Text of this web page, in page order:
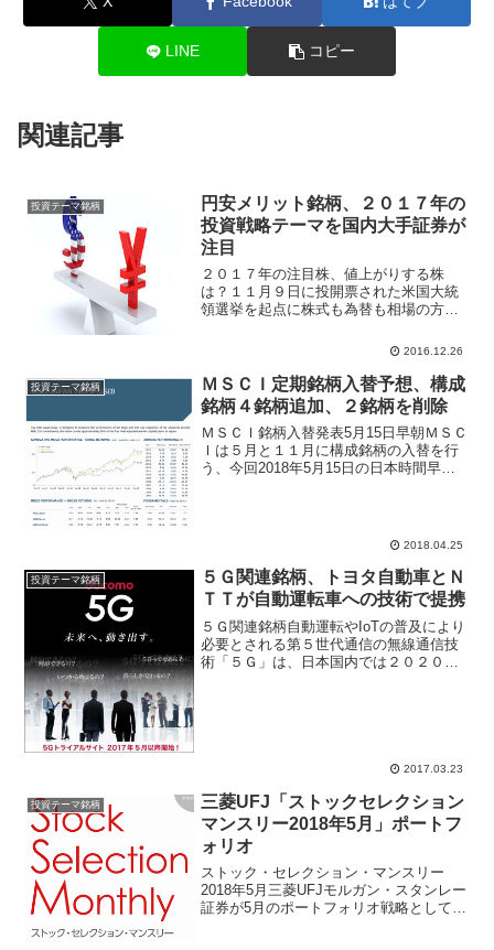
LINE コピー
関連記事
投資テーマ銘柄
円安メリット銘柄、２０１７年の
投資戦略テーマを国内大手証券が
注目
２０１７年の注目株、値上がりする株
は？１１月９日に投開票された米国大統
領選挙を起点に株式も為替も相場の方向
１円まで急落後に１９５９２円まで急上
で１ドル＝１０１円１８銭ま...
2016.12.26
投資テーマ銘柄
ＭＳＣＩ定期銘柄入替予想、構成
銘柄４銘柄追加、２銘柄を削除
ＭＳＣＩ銘柄入替発表5月15日早朝ＭＳＣ
Ｉは５月と１１月に構成銘柄の入替を行
う、今回2018年5月15日の日本時間早朝
2018.04.25
投資テーマ銘柄
５Ｇ関連銘柄、トヨタ自動車とＮ
ＴＴが自動運転車への技術で提携
５Ｇ関連銘柄自動運転やIoTの普及により
必要とされる第５世代通信の無線通信技
術「５Ｇ」は、日本国内では２０２０年
2017.03.23
投資テーマ銘柄
三菱UFJ「ストックセレクション
マンスリー2018年5月」ポートフ
ォリオ
ストック・セレクション・マンスリー
2018年5月三菱UFJモルガン・スタンレー
証券が5月のポートフォリオ戦略として、